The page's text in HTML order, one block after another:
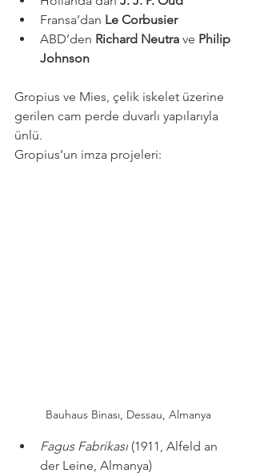
Fransa’dan Le Corbusier
ABD’den Richard Neutra ve Philip
Johnson
Gropius ve Mies, çelik iskelet üzerine
gerilen cam perde duvarlı yapılarıyla
ünlü.
Gropius’un imza projeleri:
Bauhaus Binası, Dessau, Almanya
Fagus Fabrikası (1911, Alfeld an
der Leine, Almanya)